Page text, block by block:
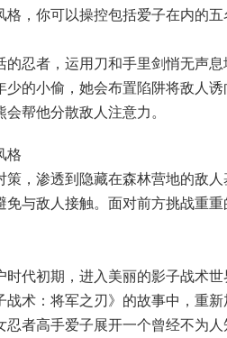
格，你可以操控包括爱子在内的
的忍者，运用刀和手里剑悄无声
少的小偷，她会布置陷阱将敌人
帮他分散敌人注意力。
格
策，渗透到隐藏在森林营地的敌
与敌人接触。面对前方挑战重重
时代初期，进入美丽的影子战术世
战术：将军之刃》的故事中，重
忍者高手爱子展开一个曾经不为